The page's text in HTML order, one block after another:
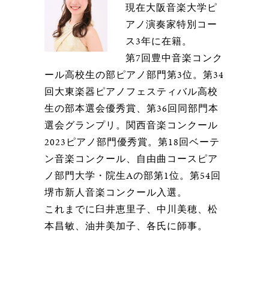
現在大阪音楽大学ピ
アノ演奏家特別コー
ス3年に在籍。
第7回豊中音楽コンク
ール高校生の部ピアノ部門第3位。第34
回大東楽器ピアノフェスティバル高校
生の部本選会優秀賞、第36回同部門本
選会グランプリ。関西音楽コンクール
2023ピアノ部門優秀賞。第18回ベーテ
ン音楽コンクール、自由曲コースピア
ノ部門大学・院生Aの部第1位。第54回
堺市新人音楽コンクール入選。
これまでに臼井恵里子、中川美穂、松
本昌敏、油井美加子、各氏に師事。